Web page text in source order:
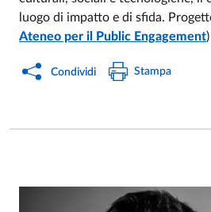
luogo di impatto e di sfida.
Ateneo per il Public Engagement)
Condividi Stampa